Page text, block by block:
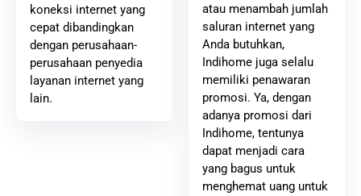
koneksi internet yang
cepat dibandingkan
dengan perusahaan-
perusahaan penyedia
layanan internet yang
lain.
atau menambah jumlah
saluran internet yang
Anda butuhkan,
Indihome juga selalu
memiliki penawaran
promosi. Ya, dengan
adanya promosi dari
Indihome, tentunya
dapat menjadi cara
yang bagus untuk
menghemat uang untuk